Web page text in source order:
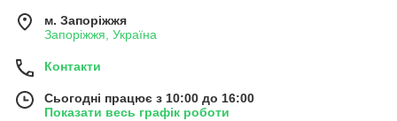
м. Запоріжжя
Запоріжжя, Україна
Контакти
Сьогодні працює з 10:00 до 16:00
Показати весь графік роботи